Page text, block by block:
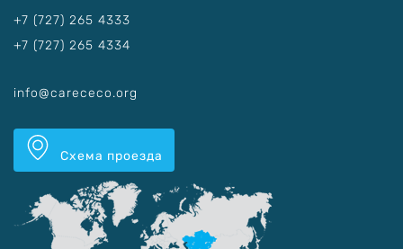
+7 (727) 265 4333
+7 (727) 265 4334
info@carececo.org
Схема проезда